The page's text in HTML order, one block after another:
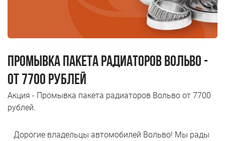
ЦЕНТР ЗАМЕНЫ МАСЛА
+7 (831) 214-00-50
+7 (967) 711-50-50
ПРОМЫВКА ПАКЕТА РАДИАТОРОВ ВОЛЬВО -
ОТ 7700 РУБЛЕЙ
Акция - Промывка пакета радиаторов Вольво от 7700
рублей.
Дорогие владельцы автомобилей Вольво! Мы рады